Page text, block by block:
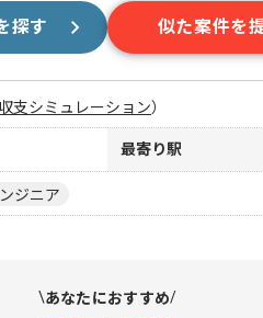
探す 似た案件を
収支シミュレーション）
最寄り駅
ジニア
あなたにおすすめ